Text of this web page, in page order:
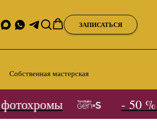
ЗАПИСАТЬСЯ
Собственная мастерская
- 50 %